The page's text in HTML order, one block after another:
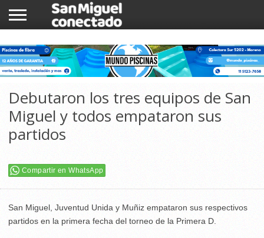
NOTICIAS
COMUNIDAD
COMERCIOS
Debutaron los tres equipos de San
Miguel y todos empataron sus
partidos
Compartir en WhatsApp
San Miguel, Juventud Unida y Muñiz empataron sus respectivos
partidos en la primera fecha del torneo de la Primera D.